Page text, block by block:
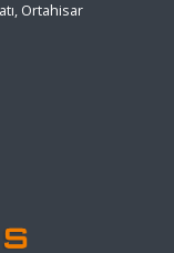
Ortahisar